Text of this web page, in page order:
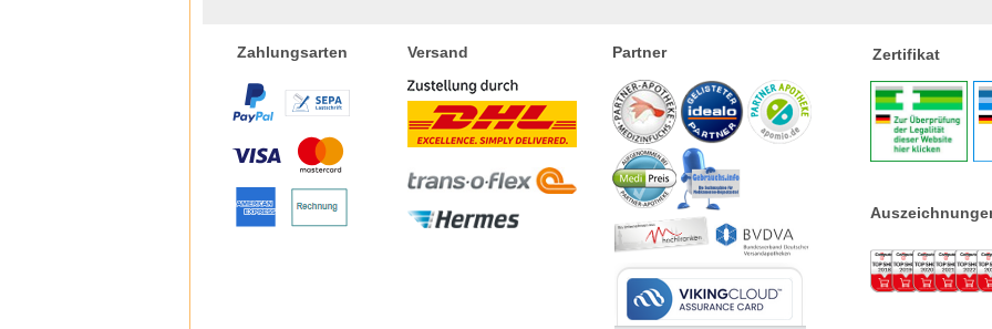
Zahlungsarten Versand Partner Zertifikat